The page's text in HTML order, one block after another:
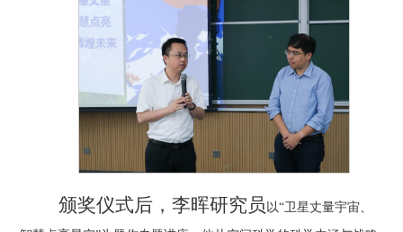
颁奖仪式后，李晖研究员 以“卫星丈量宇宙、